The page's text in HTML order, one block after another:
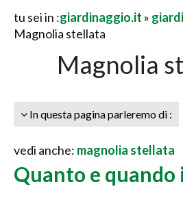
tu sei in :giardinaggio.it »
Magnolia stellata
Magnolia
In questa pagina parleremo di :
vedi anche: magnolia stellata
Quanto e